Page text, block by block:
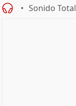
Sonido